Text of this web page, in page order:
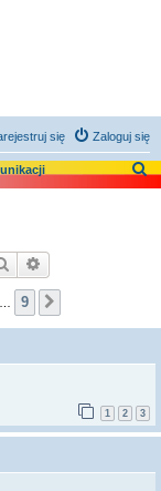
Zaloguj się
się
Szukaj
9
1 2 3